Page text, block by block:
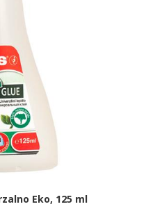
Eko, 125 ml